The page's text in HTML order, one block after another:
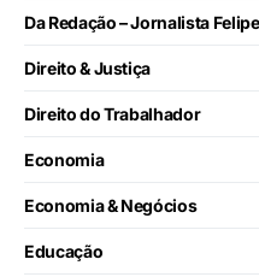
Da Redação – Jornalista
Direito & Justiça
Direito do Trabalhador
Economia
Economia & Negócios
Educação